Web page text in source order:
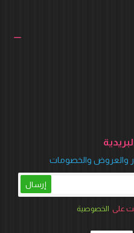
والعروض والخصومات
إرسال
على الخصوصية